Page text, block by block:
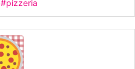
#pizzeria